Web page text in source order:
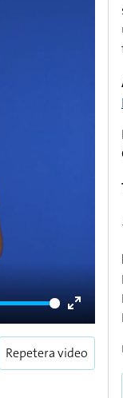
Enter
Repetera video